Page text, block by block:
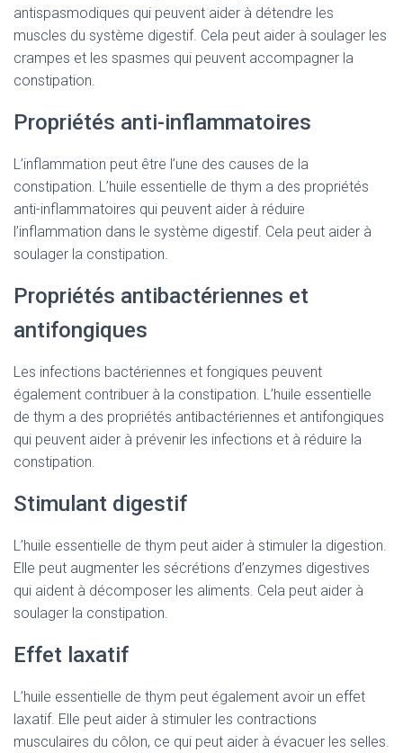
antispasmodiques qui peuvent aider à détendre les
muscles du système digestif. Cela peut aider à soulager les
crampes et les spasmes qui peuvent accompagner la
constipation.
Propriétés anti-inflammatoires
L’inflammation peut être l’une des causes de la
constipation. L’huile essentielle de thym a des propriétés
anti-inflammatoires qui peuvent aider à réduire
l’inflammation dans le système digestif. Cela peut aider à
soulager la constipation.
Propriétés antibactériennes et
antifongiques
Les infections bactériennes et fongiques peuvent
également contribuer à la constipation. L’huile essentielle
de thym a des propriétés antibactériennes et antifongiques
qui peuvent aider à prévenir les infections et à réduire la
constipation.
Stimulant digestif
L’huile essentielle de thym peut aider à stimuler la digestion.
Elle peut augmenter les sécrétions d’enzymes digestives
qui aident à décomposer les aliments. Cela peut aider à
soulager la constipation.
Effet laxatif
L’huile essentielle de thym peut également avoir un effet
laxatif. Elle peut aider à stimuler les contractions
musculaires du côlon, ce qui peut aider à évacuer les selles.